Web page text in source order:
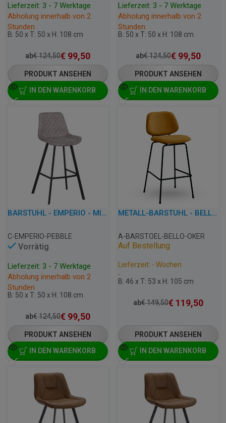
Lieferzeit: 3 - 7 Werktage
Abholung innerhalb von 2
Stunden
B: 50 x T: 50 x H: 108 cm
ab€124,50€ 99,50
PRODUKT ANSEHEN
IN DEN WARENKORB
Lieferzeit: 3 - 7 Werktage
Abholung innerhalb von 2
Stunden
B: 50 x T: 50 x H: 108 cm
ab€124,50€ 99,50
PRODUKT ANSEHEN
IN DEN WARENKORB
BARSTUHL - EMPERIO - MIKROFASER
C-EMPERIO-PEBBLE
Vorrätig
Lieferzeit: 3 - 7 Werktage
Abholung innerhalb von 2
Stunden
B: 50 x T: 50 x H: 108 cm
ab€124,50€ 99,50
PRODUKT ANSEHEN
IN DEN WARENKORB
METALL-BARSTUHL - BELLO - SAMT
A-BARSTOEL-BELLO-OKER
Auf Bestellung
Lieferzeit: - Wochen
-
B: 46 x T: 53 x H: 105 cm
ab€149,50€ 119,50
PRODUKT ANSEHEN
IN DEN WARENKORB